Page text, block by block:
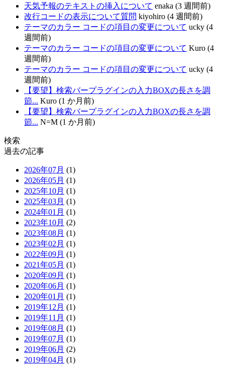
天気予報のテキストの挿入について enaka (3 週間前)
改行コードの表示について質問 kiyohiro (4 週間前)
テーマのカラー コードの項目の変更について ucky (4
週間前)
テーマのカラー コードの項目の変更について Kuro (4
週間前)
テーマのカラー コードの項目の変更について ucky (4
週間前)
【要望】検索バープラグインの入力BOXの長さを調
節... Kuro (1 か月前)
【要望】検索バープラグインの入力BOXの長さを調
節... N=M (1 か月前)
検索
過去の記事
2026年07月 (1)
2026年05月 (1)
2025年10月 (1)
2025年03月 (1)
2024年01月 (1)
2023年10月 (2)
2023年08月 (1)
2023年02月 (1)
2022年09月 (1)
2021年05月 (1)
2020年09月 (1)
2020年06月 (1)
2020年01月 (1)
2019年12月 (1)
2019年11月 (1)
2019年08月 (1)
2019年07月 (1)
2019年06月 (2)
2019年04月 (1)